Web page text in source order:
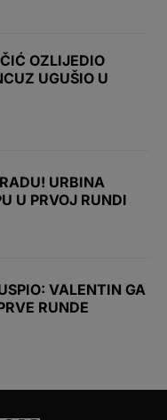
OZLIJEDIO
UGUŠIO U
URBINA
U PRVOJ RUNDI
VALENTIN GA
RUNDE